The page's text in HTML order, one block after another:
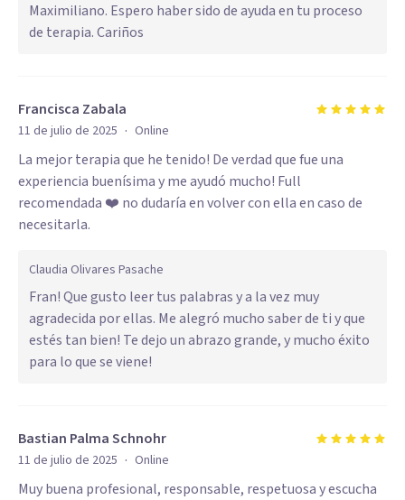
Maximiliano. Espero haber sido de ayuda en tu proceso
de terapia. Cariños
Francisca Zabala
11 de julio de 2025 · Online
La mejor terapia que he tenido! De verdad que fue una
experiencia buenísima y me ayudó mucho! Full
recomendada ❤️ no dudaría en volver con ella en caso de
necesitarla.
Claudia Olivares Pasache
Fran! Que gusto leer tus palabras y a la vez muy
agradecida por ellas. Me alegró mucho saber de ti y que
estés tan bien! Te dejo un abrazo grande, y mucho éxito
para lo que se viene!
Bastian Palma Schnohr
11 de julio de 2025 · Online
Muy buena profesional, responsable, respetuosa y escucha